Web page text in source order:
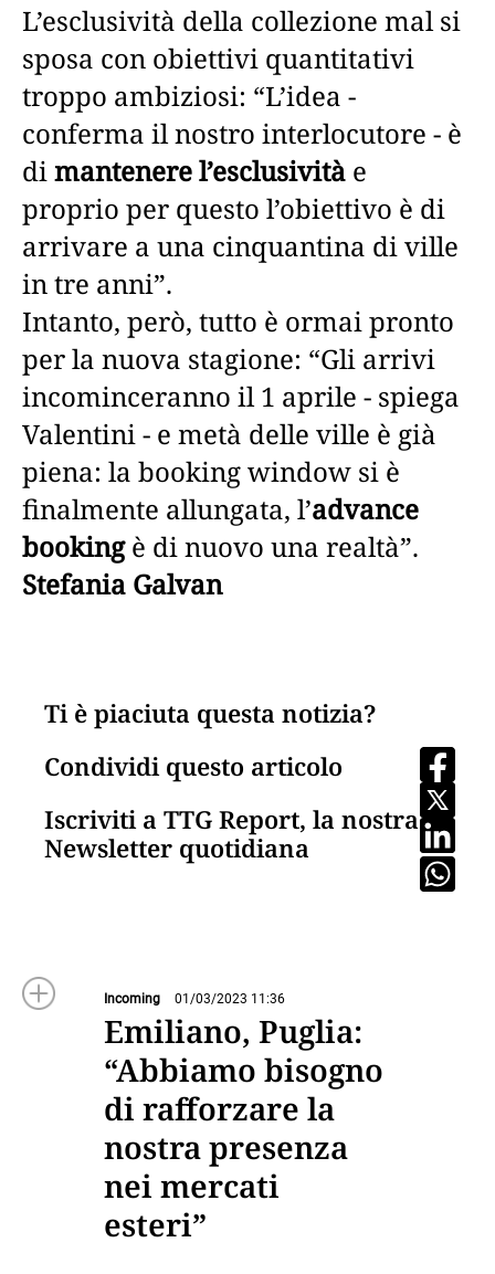
L’esclusività della collezione mal si
sposa con obiettivi quantitativi
troppo ambiziosi: “L’idea -
conferma il nostro interlocutore - è
dimantenere l’esclusività e
proprio per questo l’obiettivo è di
arrivare a una cinquantina di ville
in tre anni”.
Intanto, però, tutto è ormai pronto
per la nuova stagione: “Gli arrivi
incominceranno il 1 aprile - spiega
Valentini - e metà delle ville è già
piena: la booking window si è
finalmente allungata, l’advance
bookingè di nuovo una realtà”.
Stefania Galvan
Ti è piaciuta questa notizia?
Condividi questo articolo
Iscriviti a TTG Report, la nostra
Newsletter quotidiana
Incoming 01/03/2023 11:36
Emiliano, Puglia:
“Abbiamo bisogno
di rafforzare la
nostra presenza
nei mercati
esteri”